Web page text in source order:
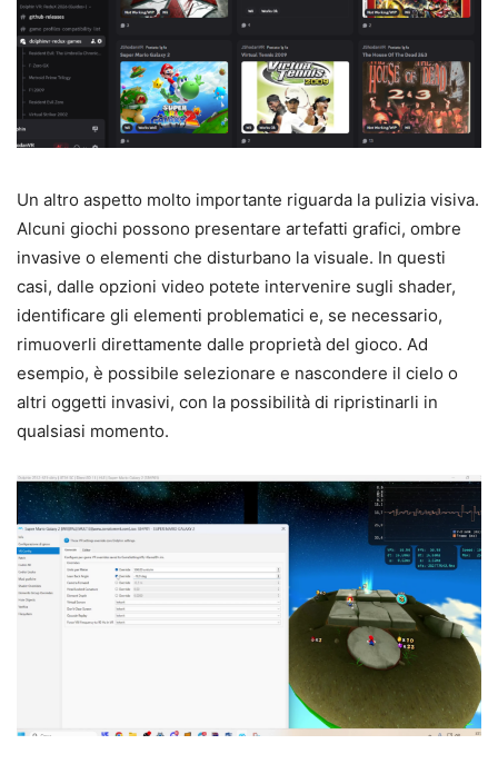
Un altro aspetto molto importante riguarda la pulizia visiva.
Alcuni giochi possono presentare artefatti grafici, ombre
invasive o elementi che disturbano la visuale. In questi
casi, dalle opzioni video potete intervenire sugli shader,
identificare gli elementi problematici e, se necessario,
rimuoverli direttamente dalle proprietà del gioco. Ad
esempio, è possibile selezionare e nascondere il cielo o
altri oggetti invasivi, con la possibilità di ripristinarli in
qualsiasi momento.